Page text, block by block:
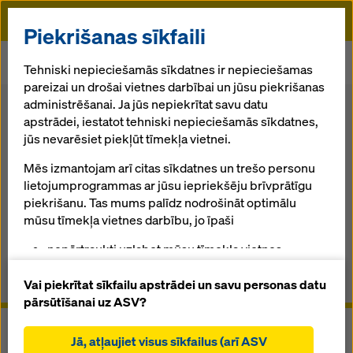
Doka
Fasādes veidņi Top 50
Atpakaļ uz pārskatu
Fasādes veidņi Top 50
Droša, ekonomiska iepriekš iebetonētu fasāžu
veidņošana
Pārskats
Rokasgrāmatas, dokumenti un video
Piekrišanas sīkfaili
Tehniski nepieciešamās sīkdatnes ir nepieciešamas
pareizai un drošai vietnes darbībai un jūsu piekrišanas
administrēšanai. Ja jūs nepiekrītat savu datu
apstrādei, iestatot tehniski nepieciešamās sīkdatnes,
jūs nevarēsiet piekļūt tīmekļa vietnei.
Mēs izmantojam arī citas sīkdatnes un trešo personu
lietojumprogrammas ar jūsu iepriekšēju brīvprātīgu
piekrišanu. Tas mums palīdz nodrošināt optimālu
mūsu tīmekļa vietnes darbību, jo īpaši
nepārtraukti uzlabot mūsu tīmekļa vietnes
sīkdatnes),
atvieglot netraucētu iepirkšanās procesu,
un statistiskās sīkdatnes),
Vai piekrītat sīkfailu apstrādei un savu personas datu
pārsūtīšanai uz ASV?
Jā, atļaujiet visus sīkfailus (arī ASV